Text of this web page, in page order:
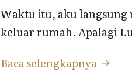
Waktu itu, aku langsung
keluar rumah. Apalagi
Baca selengkapnya Blush